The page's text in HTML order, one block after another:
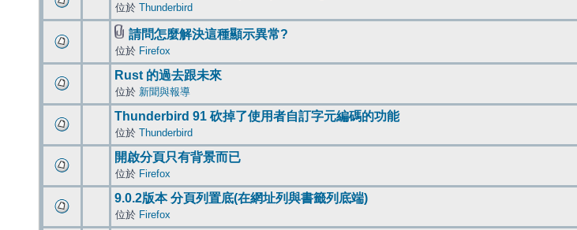
位於 Thunderbird
請問怎麼解決這種顯示異常?
位於 Firefox
Rust 的過去跟未來
位於 新聞與報導
Thunderbird 91 砍掉了使用者自訂字元編碼的功能
位於 Thunderbird
開啟分頁只有背景而已
位於 Firefox
9.0.2版本 分頁列置底(在網址列與書籤列底端)
位於 Firefox